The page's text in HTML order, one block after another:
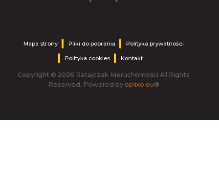
Mapa strony Pliki do pobrania Polityka prywatności
Polityka cookies Kontakt
Copyright © 2026 Ratajczak Nieruchomości All Rights
Reserved, Powered by oplixo.eu®